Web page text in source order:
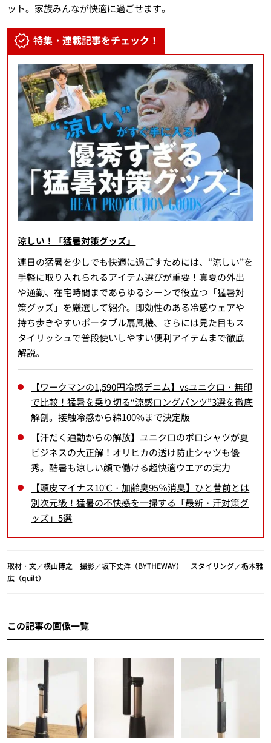
ット。家族みんなが快適に過ごせます。
特集・連載記事をチェック！
涼しい！「猛暑対策グッズ」
連日の猛暑を少しでも快適に過ごすためには、“涼しい”を
手軽に取り入れられるアイテム選びが重要！真夏の外出
や通勤、在宅時間まであらゆるシーンで役立つ「猛暑対
策グッズ」を厳選して紹介。即効性のある冷感ウェアや
持ち歩きやすいポータブル扇風機、さらには見た目もス
タイリッシュで普段使いしやすい便利アイテムまで徹底
解説。
【ワークマンの1,590円冷感デニム】vsユニクロ・無印
で比較！猛暑を乗り切る“涼感ロングパンツ”3選を徹底
解剖。接触冷感から綿100%まで決定版
【汗だく通勤からの解放】ユニクロのポロシャツが夏
ビジネスの大正解！オリヒカの透け防止シャツも優
秀。酷暑も涼しい顔で働ける超快適ウエアの実力
【頭皮マイナス10℃・加齢臭95％消臭】ひと昔前とは
別次元級！猛暑の不快感を一掃する「最新・汗対策グ
ッズ」5選
取材・文／横山博之 撮影／坂下丈洋（BYTHEWAY） スタイリング／栃木雅
広（quilt）
この記事の画像一覧